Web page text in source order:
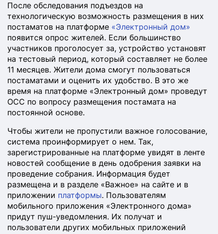
После обследования подъездов на
технологическую возможность размещения в них
постаматов на платформе «Электронный дом»
появится опрос жителей. Если большинство
участников проголосует за, устройство установят
на тестовый период, который составляет не более
11 месяцев. Жители дома смогут пользоваться
постаматами и оценить их удобство. В это же
время на платформе «Электронный дом» проведут
ОСС по вопросу размещения постамата на
постоянной основе.
Чтобы жители не пропустили важное голосование,
система проинформирует о нем. Так,
зарегистрированные на платформе увидят в ленте
новостей сообщение в день одобрения заявки на
проведение собрания. Информация будет
размещена и в разделе «Важное» на сайте и в
приложении платформы. Пользователям
мобильного приложения «Электронного дома»
придут пуш-уведомления. Их получат и
пользователи других мобильных приложений